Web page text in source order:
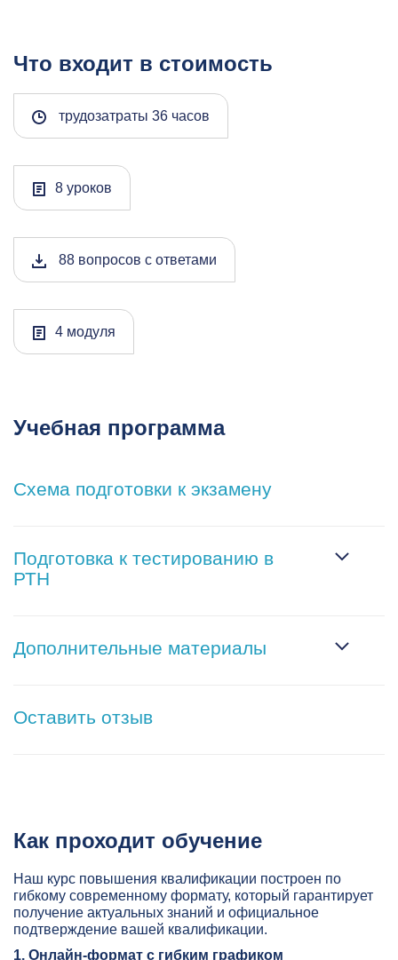
Что входит в стоимость
трудозатраты 36 часов
8 уроков
88 вопросов с ответами
4 модуля
Учебная программа
Схема подготовки к экзамену
Подготовка к тестированию в
РТН
Дополнительные материалы
Оставить отзыв
Как проходит обучение
Наш курс повышения квалификации построен по
гибкому современному формату, который гарантирует
получение актуальных знаний и официальное
подтверждение вашей квалификации.
1. Онлайн-формат с гибким графиком